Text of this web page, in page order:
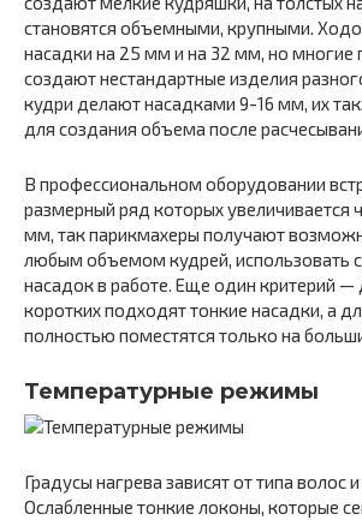
становятся объемными, крупными.
насадки на 25 мм и на 32 мм, но многие
создают нестандартные изделия
кудри делают насадками 9-16 мм, их
для создания объема после
В профессиональном оборудовании
размерный ряд которых увеличивается
мм, так парикмахеры получают
любым объемом кудрей, использовать
насадок в работе. Еще один критерий —
коротких подходят тонкие насадки, а
полностью поместятся только на
Температурные режимы
Градусы нагрева зависят от типа волос
Ослабленные тонкие локоны, которые